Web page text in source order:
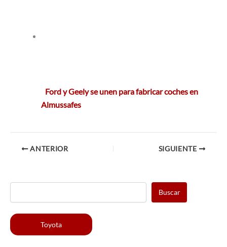
Ford y Geely se unen para fabricar coches en
Almussafes
ANTERIOR SIGUIENTE
Buscar
Toyota